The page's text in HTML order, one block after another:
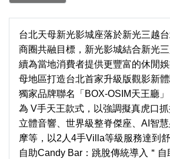
台北天母新光影城座落於新光三越
商圈共融目標，新光影城結合新光
續為當地消費者提供更豐富的休閒
母地區打造台北首家升級版觀影新體
獨家品牌聯名「BOX-OSIM天王廳
為 V手天王款式，以強調擬真虎口
立體音響、世界級整脊傑座、AI智
摩等，以2人4手Villa等級服務達到舒
自助Candy Bar：跳脫傳統導入＂